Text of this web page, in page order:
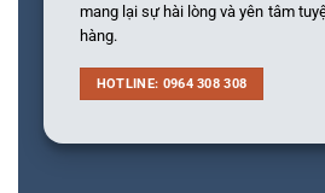
mang lại sự hài lòng và yên tâm
hàng.
HOTLINE: 0964 308 308